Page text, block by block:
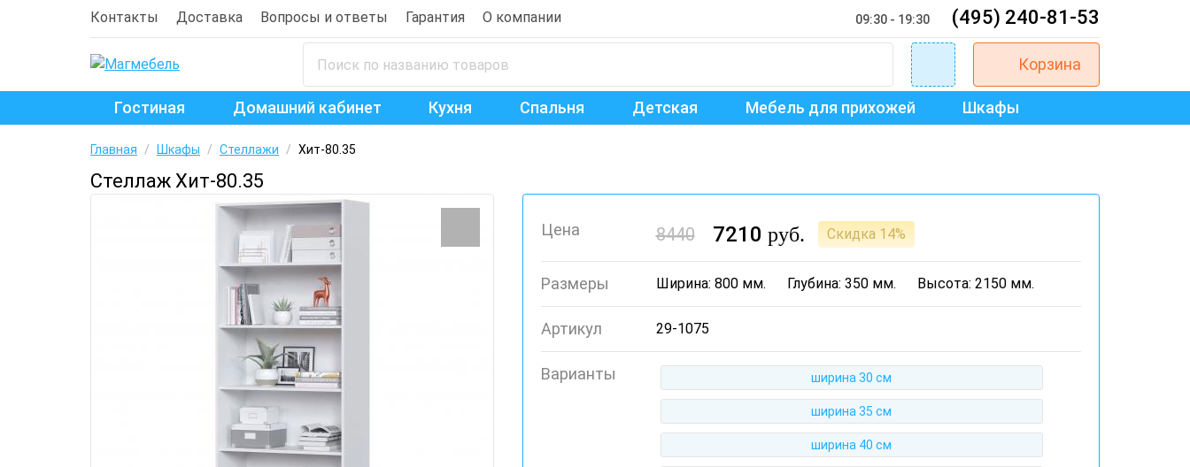
Контакты Доставка Вопросы и ответы Гарантия О компании 09:30 - 19:30 (495) 240-81-53
Корзина
Гостиная Домашний кабинет Кухня Спальня Детская Мебель для прихожей Шкафы
Главная / Шкафы / Стеллажи / Хит-80.35
Стеллаж Хит-80.35
Цена 8440 7210 руб. Скидка 14%
Размеры Ширина: 800 мм. Глубина: 350 мм. Высота: 2150 мм.
Артикул 29-1075
Варианты ширина 30 см
ширина 35 см
ширина 40 см